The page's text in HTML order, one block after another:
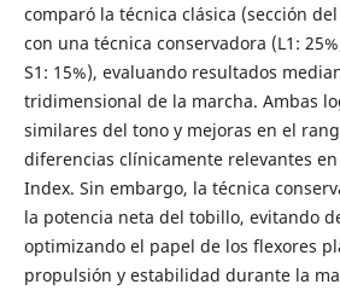
comparó la técnica clásica (sección
con una técnica conservadora (L1:
S1: 15%), evaluando resultados
tridimensional de la marcha. Ambas
similares del tono y mejoras en el
diferencias clínicamente relevantes
Index. Sin embargo, la técnica
la potencia neta del tobillo, evitando
optimizando el papel de los flexores
propulsión y estabilidad durante la